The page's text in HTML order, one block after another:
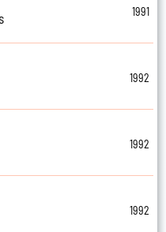
1991
1992
1992
1992